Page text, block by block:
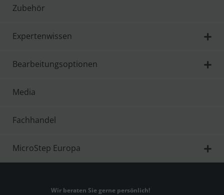
Zubehör
Expertenwissen
Bearbeitungsoptionen
Media
Fachhandel
MicroStep Europa
Wir beraten Sie gerne persönlich!